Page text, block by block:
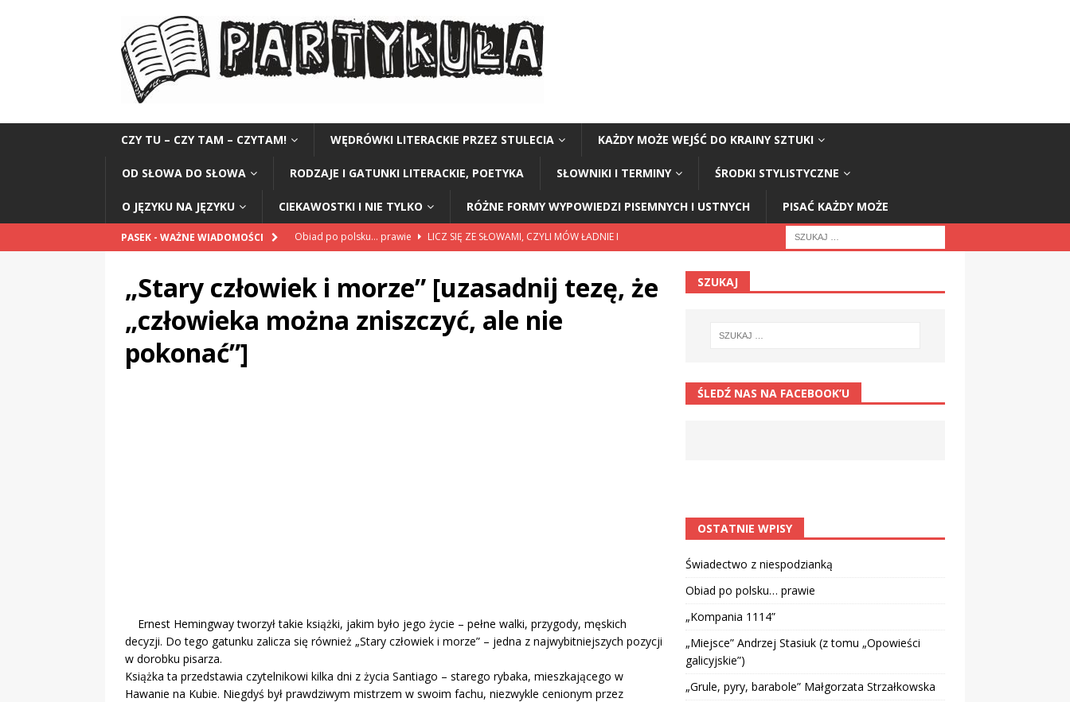
CZY TU – CZY TAM – CZYTAM! WĘDRÓWKI LITERACKIE PRZEZ STULECIA KAŻDY MOŻE WEJŚĆ DO KRAINY SZTUKI
OD SŁOWA DO SŁOWA RODZAJE I GATUNKI LITERACKIE, POETYKA SŁOWNIKI I TERMINY ŚRODKI STYLISTYCZNE
O JĘZYKU NA JĘZYKU CIEKAWOSTKI I NIE TYLKO RÓŻNE FORMY WYPOWIEDZI PISEMNYCH I USTNYCH PISAĆ KAŻDY MOŻE
PASEK - WAŻNE WIADOMOŚCI Obiad po polsku… prawie
LICZ SIĘ ZE SŁOWAMI, CZYLI MÓW ŁADNIE I
„Kompania 1114”
CZY TU - CZY TAM - CZYTAM!
„Miejsce” Andrzej Stasiuk (z tomu „Opowieści galicyjskie”)
„Stary człowiek i morze” [uzasadnij tezę, że
„człowieka można zniszczyć, ale nie
pokonać”]
Ernest Hemingway tworzył takie książki, jakim było jego życie – pełne walki, przygody, męskich
decyzji. Do tego gatunku zalicza się również „Stary człowiek i morze” – jedna z najwybitniejszych pozycji
w dorobku pisarza.
Książka ta przedstawia czytelnikowi kilka dni z życia Santiago – starego rybaka, mieszkającego w
Hawanie na Kubie. Niegdyś był prawdziwym mistrzem w swoim fachu, niezwykle cenionym przez
SZUKAJ
ŚLEDŹ NAS NA FACEBOOK’U
OSTATNIE WPISY
Świadectwo z niespodzianką
Obiad po polsku… prawie
„Kompania 1114”
„Miejsce” Andrzej Stasiuk (z tomu „Opowieści
galicyjskie”)
„Grule, pyry, barabole” Małgorzata Strzałkowska